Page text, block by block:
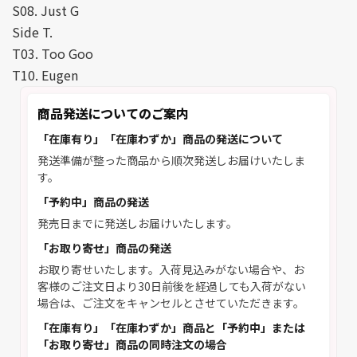
S08. Just G
Side T.
T03. Too Goo
T10. Eugen
商品発送についてのご案内
「在庫有り」「在庫わずか」商品の発送について
発送準備が整った商品から順次発送しお届けいたしま
す。
「予約中」商品の発送
発売日までに発送しお届けいたします。
「お取り寄せ」商品の発送
お取り寄せいたします。入荷見込みがない場合や、お
客様のご注文日より30日前後を経過しても入荷がない
場合は、ご注文をキャンセルとさせていただきます。
「在庫有り」「在庫わずか」商品と「予約中」または
「お取り寄せ」商品の同時注文の場合